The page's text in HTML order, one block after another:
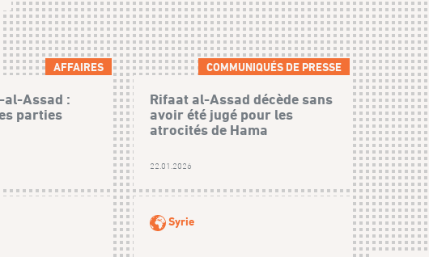
AFFAIRES
Assad :
parties
COMMUNIQUÉS DE PRESSE
Rifaat al-Assad décède sans
avoir été jugé pour les
atrocités de Hama
22.01.2026
Syrie